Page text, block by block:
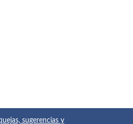
sugerencias y